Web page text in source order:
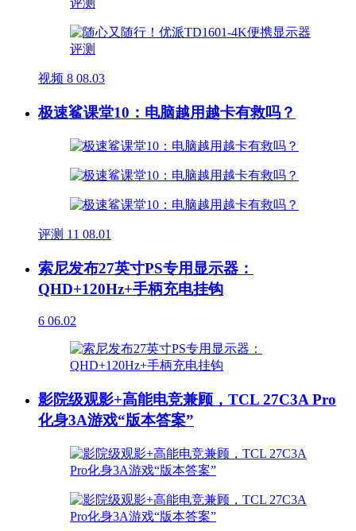
视频 8 08.03
极速鲨课堂10：电脑越用越卡有救吗？
评测 11 08.01
索尼发布27英寸PS专用显示器：
QHD+120Hz+手柄充电挂钩
6 06.02
影院级观影+高能电竞兼顾，TCL 27C3A Pro
化身3A游戏“版本答案”